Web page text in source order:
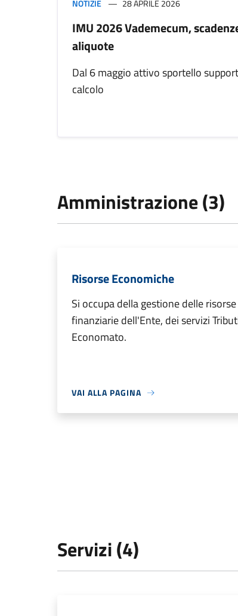
NOTIZIE 28 APRILE 2026
IMU 2026 Vademecum,
aliquote
Dal 6 maggio attivo sportello
calcolo
Amministrazione (3)
Risorse Economiche
Si occupa della gestione delle risorse
finanziarie dell'Ente, dei servizi
Economato.
VAI ALLA PAGINA
Servizi (4)